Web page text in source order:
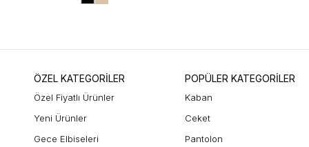
ÖZEL KATEGORİLER
Özel Fiyatlı Ürünler
Yeni Ürünler
Gece Elbiseleri
POPÜLER KATEGORİLER
Kaban
Ceket
Pantolon